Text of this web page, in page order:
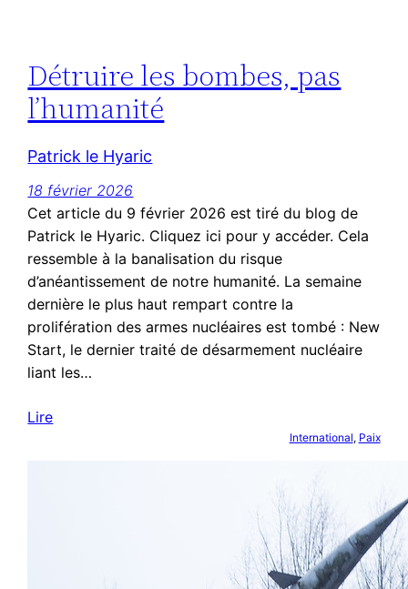
Détruire les bombes, pas
l’humanité
Patrick le Hyaric
18 février 2026
Cet article du 9 février 2026 est tiré du blog de
Patrick le Hyaric. Cliquez ici pour y accéder. Cela
ressemble à la banalisation du risque
d’anéantissement de notre humanité. La semaine
dernière le plus haut rempart contre la
prolifération des armes nucléaires est tombé : New
Start, le dernier traité de désarmement nucléaire
liant les…
Lire
International, Paix